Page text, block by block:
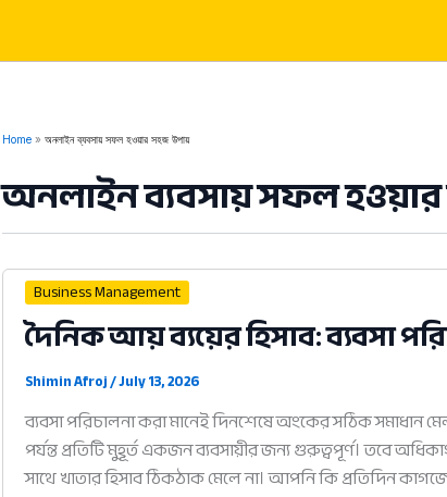
Home অনলাইন ব্যবসায় সফল হওয়ার সহজ উপায়
অনলাইন ব্যবসায় সফল
Business Management
দৈনিক আয় ব্যয়ের হিসাব: ব্যবসা
Shimin Afroj/July 13, 2026
ব্যবসা পরিচালনা করা মানেই দিনশেষে অংকের সঠিক সমাধান
পর্যন্ত প্রতিটি মুহূর্ত একজন ব্যবসায়ীর জন্য গুরুত্বপূর্ণ। তবে
সাথে খাতার হিসাব ঠিকঠাক মেলে না। আপনি কি প্রতিদিন